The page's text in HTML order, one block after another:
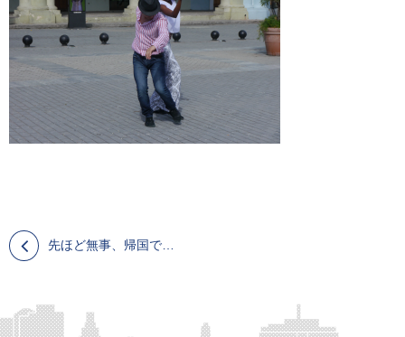
先ほど無事、帰国できました。ツヨシのキューバンサルサレッスン東京（新宿・池袋）